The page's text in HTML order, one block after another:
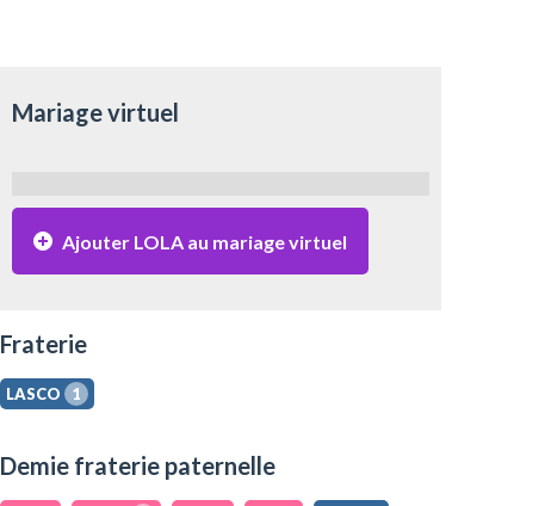
Mariage virtuel
Ajouter LOLA au mariage virtuel
Fraterie
LASCO 1
Demie fraterie paternelle